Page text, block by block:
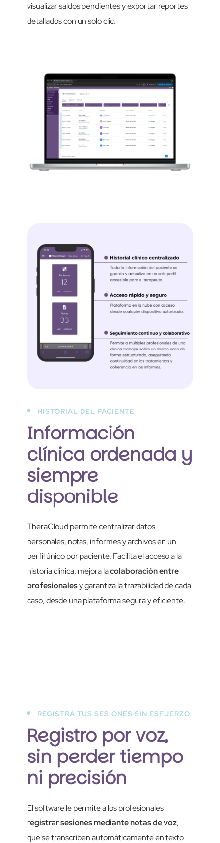
visualizar saldos pendientes y exportar reportes
detallados con un solo clic.
HISTORIAL DEL PACIENTE
Información
clínica ordenada y
siempre
disponible
TheraCloud permite centralizar datos
personales, notas, informes y archivos en un
perfil único por paciente. Facilita el acceso a la
historia clínica, mejora lacolaboración entre
profesionalesy garantiza la trazabilidad de cada
caso, desde una plataforma segura y eficiente.
REGISTRÁ TUS SESIONES SIN ESFUERZO
Registro por voz,
sin perder tiempo
ni precisión
El software le permite a los profesionales
registrar sesiones mediante notas de voz,
que se transcriben automáticamente en texto